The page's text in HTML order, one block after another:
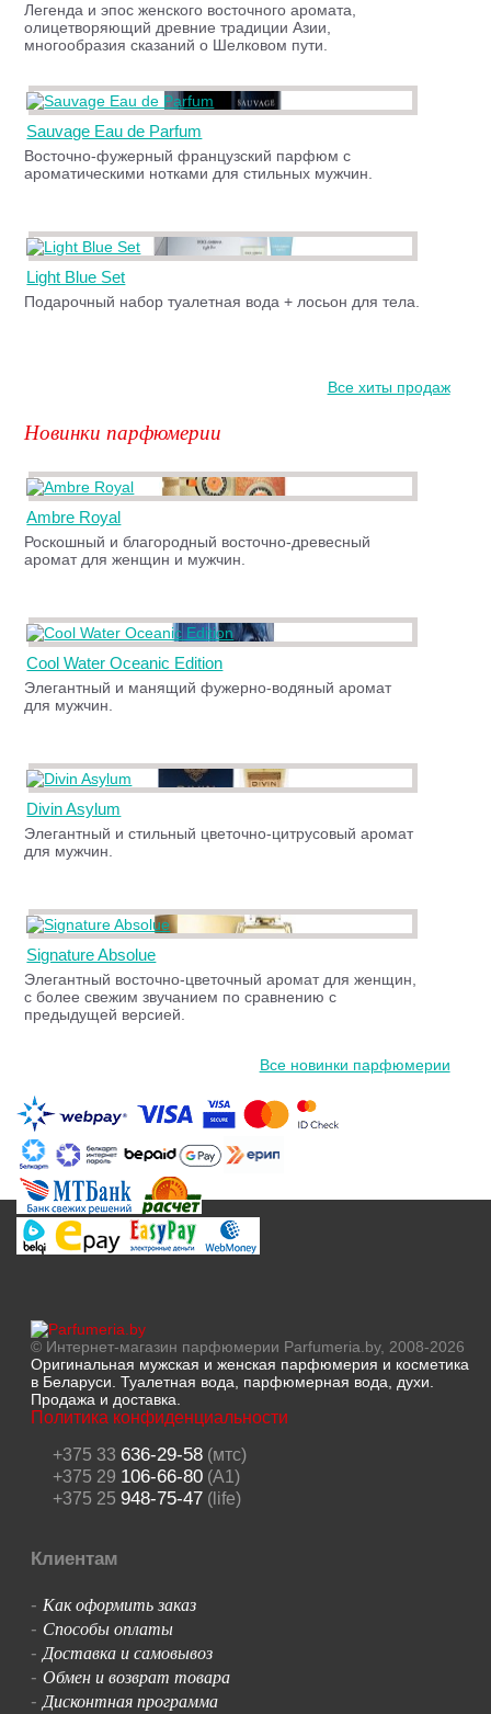
Легенда и эпос женского восточного аромата,
олицетворяющий древние традиции Азии,
многообразия сказаний о Шелковом пути.
Sauvage Eau de Parfum
Восточно-фужерный французский парфюм с
ароматическими нотками для стильных мужчин.
Light Blue Set
Подарочный набор туалетная вода + лосьон для тела.
Все хиты продаж
Новинки парфюмерии
Ambre Royal
Роскошный и благородный восточно-древесный
аромат для женщин и мужчин.
Cool Water Oceanic Edition
Элегантный и манящий фужерно-водяный аромат
для мужчин.
Divin Asylum
Элегантный и стильный цветочно-цитрусовый аромат
для мужчин.
Signature Absolue
Элегантный восточно-цветочный аромат для женщин,
с более свежим звучанием по сравнению с
предыдущей версией.
Все новинки парфюмерии
© Интернет-магазин парфюмерии Parfumeria.by, 2008-2026
Оригинальная мужская и женская парфюмерия и косметика
в Беларуси. Туалетная вода, парфюмерная вода, духи.
Продажа и доставка.
Политика конфиденциальности
+375 33 636-29-58(мтс)
+375 29 106-66-80(A1)
+375 25 948-75-47(life)
Клиентам
- Как оформить заказ
- Способы оплаты
-Доставка и самовывоз
- Обмен и возврат товара
-Дисконтная программа